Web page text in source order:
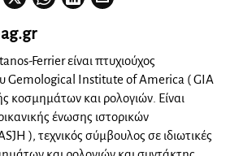
Ferrier είναι πτυχιούχος
Gemological Institute of America ( GIA
κοσμημάτων και ρολογιών. Είναι
ένωσης ιστορικών
), τεχνικός σύμβουλος σε ιδιωτικές